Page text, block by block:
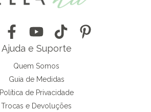
Ajuda e Suporte
Quem Somos
Guia de Medidas
Política de Privacidade
Trocas e Devoluções